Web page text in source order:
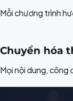
Mỗi chương trình
Chuyển hóa
Mọi nội dung, công